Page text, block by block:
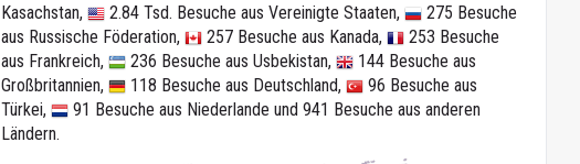
Kasachstan,
2.84 Tsd. Besuche aus Vereinigte Staaten,
275 Besuche
aus Russische Föderation,
257 Besuche aus Kanada,
253 Besuche
aus Frankreich,
236 Besuche aus Usbekistan,
144 Besuche aus
Großbritannien,
118 Besuche aus Deutschland,
96 Besuche aus
Türkei,
91 Besuche aus Niederlande und 941 Besuche aus anderen
Ländern.